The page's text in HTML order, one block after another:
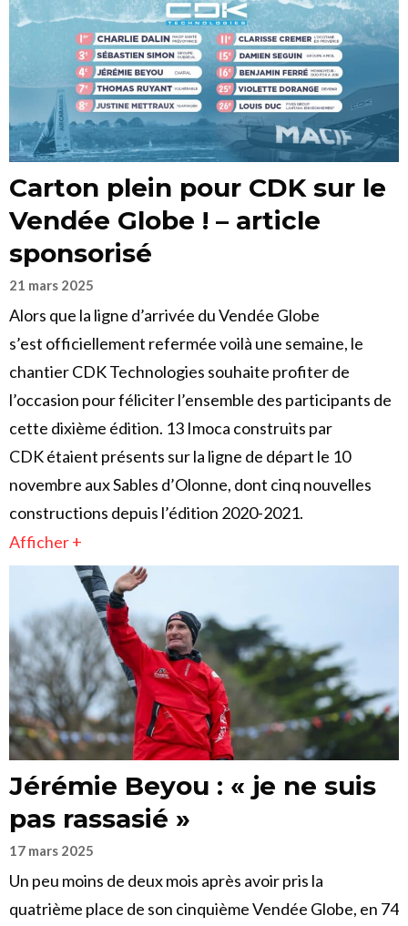
Carton plein pour CDK sur le
Vendée Globe ! – article
sponsorisé
21 mars 2025
Alors que la ligne d’arrivée du Vendée Globe
s’est officiellement refermée voilà une semaine, le
chantier CDK Technologies souhaite profiter de
l’occasion pour féliciter l’ensemble des participants de
cette dixième édition. 13 Imoca construits par
CDK étaient présents sur la ligne de départ le 10
novembre aux Sables d’Olonne, dont cinq nouvelles
constructions depuis l’édition 2020-2021.
Afficher +
Jérémie Beyou : « je ne suis
pas rassasié »
17 mars 2025
Un peu moins de deux mois après avoir pris la
quatrième place de son cinquième Vendée Globe, en 74